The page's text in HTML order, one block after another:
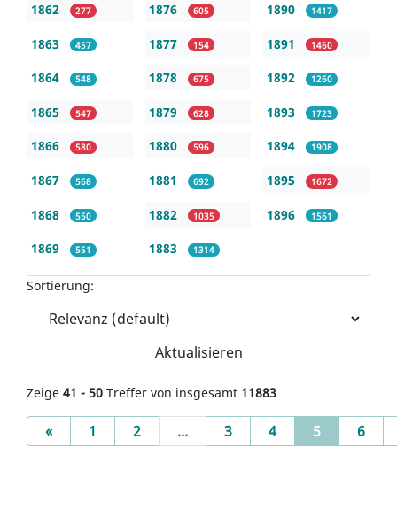
1862 277
1863 457
1864 548
1865 547
1866 580
1867 568
1868 550
1869 551
1876 605
1877 154
1878 675
1879 628
1880 596
1881 692
1882 1035
1883 1314
1890 1417
1891 1460
1892 1260
1893 1723
1894 1908
1895 1672
1896 1561
Sortierung:
Aktualisieren
Zeige 41 - 50 Treffer von insgesamt 11883
«Previous
1 2 ... 3 4 5(current)
6